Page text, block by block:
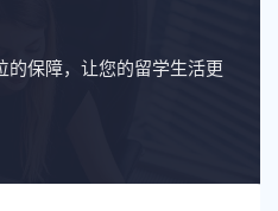
的保障，让您的留学生活更